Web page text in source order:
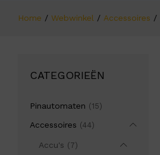
Home / Webwinkel / Accessoires /
CATEGORIEËN
Pinautomaten (15)
Accessoires (44)
Accu's (7)